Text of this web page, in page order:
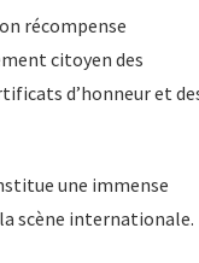
récompense
citoyen des
d’honneur et
une immense
scène internationale.